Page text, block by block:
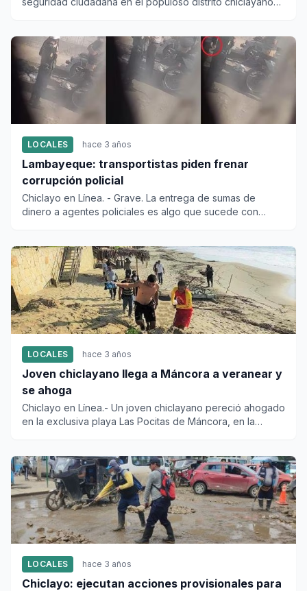
LOCALES hace 3 años
Lambayeque: transportistas piden frenar
corrupción policial
Chiclayo en Línea. - Grave. La entrega de sumas de
dinero a agentes policiales es algo que sucede con
LOCALES hace 3 años
Joven chiclayano llega a Máncora a veranear y
se ahoga
Chiclayo en Línea.- Un joven chiclayano pereció ahogado
en la exclusiva playa Las Pocitas de Máncora, en la
LOCALES hace 3 años
Chiclayo: ejecutan acciones provisionales para